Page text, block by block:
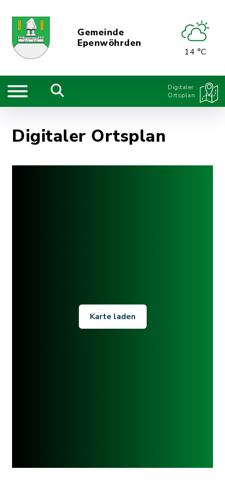
Gemeinde
Epenwöhrden
14 °C
Digitaler
Ortsplan
Digitaler Ortsplan
Karte laden